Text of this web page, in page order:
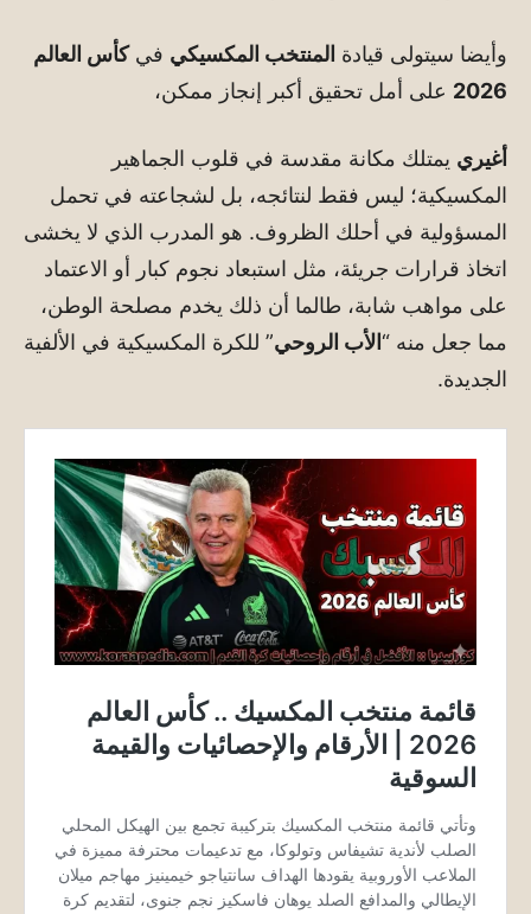
وأيضا سيتولى قيادة المنتخب المكسيكي فيكأس العالم
2026 على أمل تحقيق أكبر إنجاز ممكن،
أغيري يمتلك مكانة مقدسة في قلوب الجماهير
المكسيكية؛ ليس فقط لنتائجه، بل لشجاعته في تحمل
المسؤولية في أحلك الظروف. هو المدرب الذي لا يخشى
اتخاذ قرارات جريئة، مثل استبعاد نجوم كبار أو الاعتماد
على مواهب شابة، طالما أن ذلك يخدم مصلحة الوطن،
مما جعل منه “ الأب الروحي” للكرة المكسيكية في الألفية
الجديدة.